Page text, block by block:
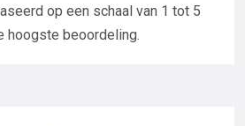
op een schaal van 1 tot 5
hoogste beoordeling.